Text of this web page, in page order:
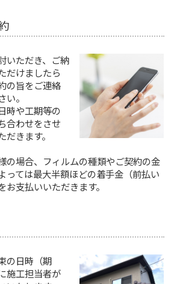
いただき、ご納
だけましたら
の旨をご連絡
い。
時や工期等の
合わせをさせ
だきます。
の場合、フィルムの種類やご契約の金
っては最大半額ほどの着手金（前払い
お支払いいただきます。
の日時（期
施工担当者が